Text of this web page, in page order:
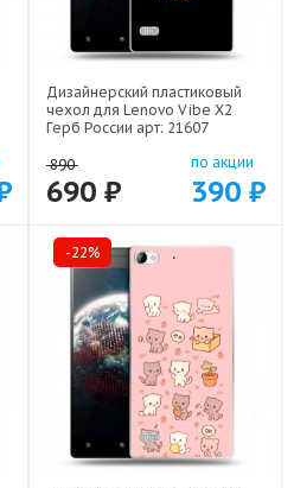
Дизайнерский пластиковый
чехол для Lenovo Vibe X2
Герб России арт: 21607
890
690 ₽
по акции
390 ₽
-22%